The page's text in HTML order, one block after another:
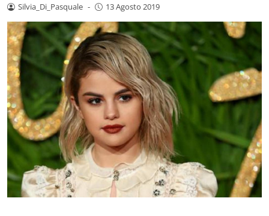
Silvia_Di_Pasquale - 13 Agosto 2019